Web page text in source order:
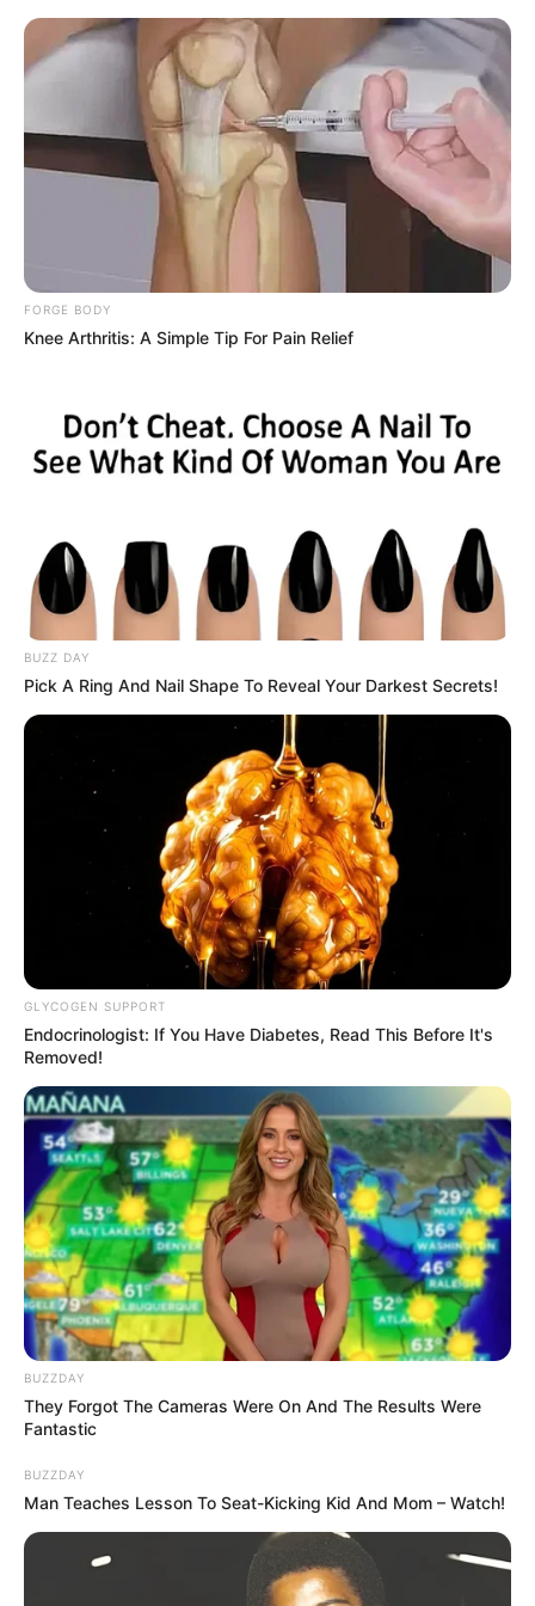
Sofia Carson
FORGE BODY
Knee Arthritis: A Simple Tip For Pain Relief
BUZZ DAY
Pick A Ring And Nail Shape To Reveal Your Darkest Secrets!
GLYCOGEN SUPPORT
Endocrinologist: If You Have Diabetes, Read This Before It's
Removed!
BUZZDAY
They Forgot The Cameras Were On And The Results Were
Fantastic
BUZZDAY
Man Teaches Lesson To Seat-Kicking Kid And Mom – Watch!